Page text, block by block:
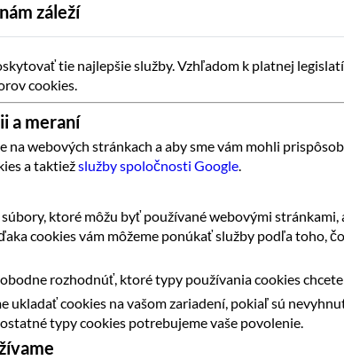
záleží
tie najlepšie služby. Vzhľadom k platnej
cookies.
a meraní
na webových stránkach a aby sme vám mohli
a taktiežslužby spoločnosti Google.
ktoré môžu byť používané webovými stránkami,
cookies vám môžeme ponúkať služby podľa toho,
rozhodnúť, ktoré typy používania cookies
ukladať cookies na vašom zariadení, pokiaľ sú
typy cookies potrebujeme vaše povolenie.